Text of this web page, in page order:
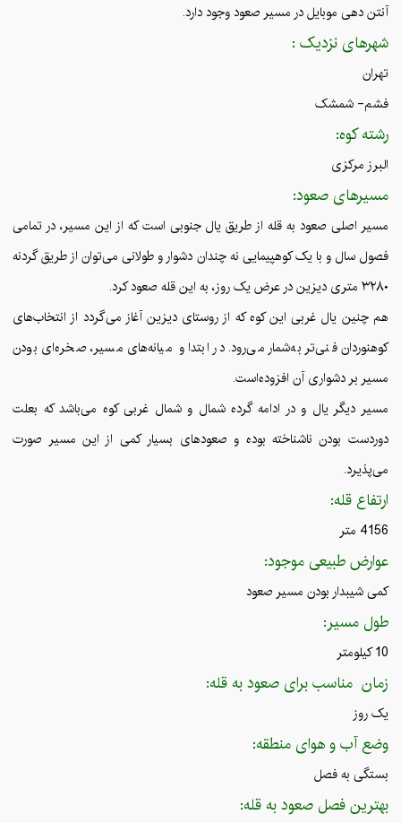
آنتن دهی موبایل در مسیر صعود وجود دارد.
شهرهای نزدیک :
تهران
فشم- شمشک
رشته کوه:
البرز مرکزی
مسیرهای صعود:
مسیر اصلی صعود به قله از طریق یال جنوبی است که از این مسیر، در تمامی
فصول سال و با یک کوهپیمایی نه چندان دشوار و طولانی می‌توان از طریق گردنه
۳۲۸۰ متری دیزین در عرض یک روز، به این قله صعود کرد.
هم چنین یال غربی این کوه که از روستای دیزین آغاز می‌گردد از انتخاب‌های
کوهنوردان فنی‌تر به‌شمار می‌رود. در ابتدا و میانه‌های مسیر، صخره‌ای بودن
مسیر بر دشواری آن افزوده‌است.
مسیر دیگر یال و در ادامه گرده شمال و شمال غربی کوه می‌باشد که بعلت
دوردست بودن ناشناخته بوده و صعودهای بسیار کمی از این مسیر صورت
می‌پذیرد.
ارتفاع قله:
4156 متر
عوارض طبیعی موجود:
کمی شیبدار بودن مسیر صعود
طول مسیر:
10 کیلومتر
زمان مناسب برای صعود به قله:
یک روز
وضع آب و هوای منطقه:
بستگی به فصل
بهترین فصل صعود به قله: